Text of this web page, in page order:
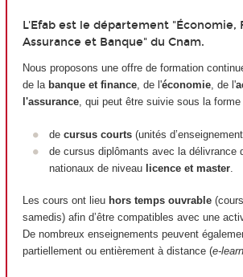
L'Efab est le département "Économie,
Assurance et Banque" du Cnam.
Nous proposons une offre de formation
de labanque et finance, de l'économie, de l'
l'assurance, qui peut être suivie sous la forme
de cursus courts(unités
de cursus diplômants avec la délivrance
nationaux de niveau licence et master.
Les cours ont lieu hors temps ouvrable
samedis) afin d’être compatibles avec une
De nombreux enseignements peuvent
partiellement ou entièrement à distance (e-